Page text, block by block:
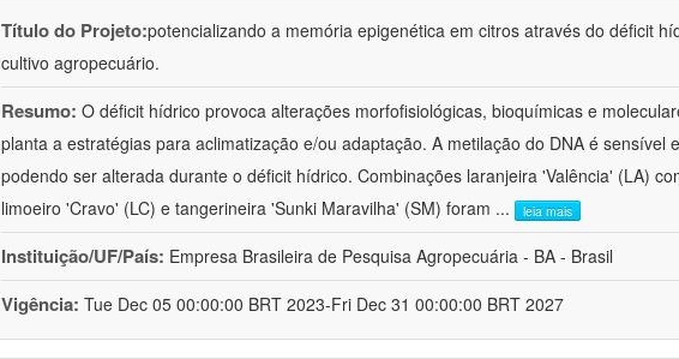
Título do Projeto:potencializando a memória epigenética em citros através do déficit
cultivo agropecuário.
Resumo: O déficit hídrico provoca alterações morfofisiológicas, bioquímicas e
planta a estratégias para aclimatização e/ou adaptação. A metilação do DNA é sensível
podendo ser alterada durante o déficit hídrico. Combinações laranjeira 'Valência' (LA)
limoeiro 'Cravo' (LC) e tangerineira 'Sunki Maravilha' (SM) foram ... leia mais
Instituição/UF/País: Empresa Brasileira de Pesquisa Agropecuária - BA - Brasil
Vigência: Tue Dec 05 00:00:00 BRT 2023-Fri Dec 31 00:00:00 BRT 2027